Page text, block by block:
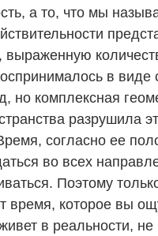
а то, что мы
выраженную
в виде
но комплексная
разрушила
согласно ее
во всех
Поэтому
время, которое вы
в реальности, не